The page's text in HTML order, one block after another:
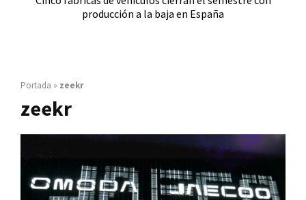
producción a la baja en España
Portada » zeekr
zeekr